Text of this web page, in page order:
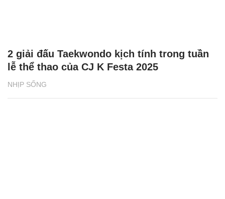
NHỊP SỐNG
2 giải đấu Taekwondo kịch tính trong tuần
lễ thể thao của CJ K Festa 2025